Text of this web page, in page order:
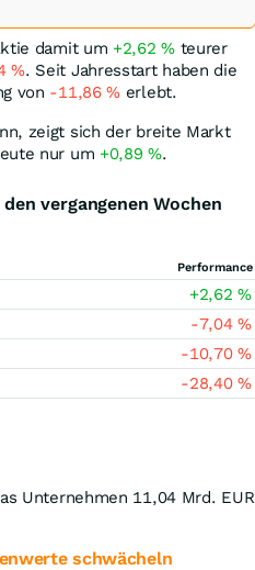
damit um +2,62%teurer
%. Seit Jahresstart haben die
von -11,86% erlebt.
zeigt sich der breite Markt
nur um +0,89%.
vergangenen Wochen
Performance
+2,62%
-7,04%
-10,70%
-28,40%
Unternehmen 11,04 Mrd. EUR
schwächeln